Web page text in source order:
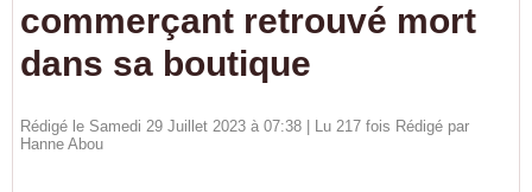
commerçant retrouvé mort
dans sa boutique
Rédigé le Samedi 29 Juillet 2023 à 07:38 | Lu 217 fois Rédigé par
Hanne Abou